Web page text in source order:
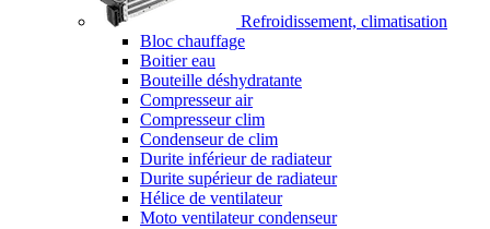
Refroidissement, climatisation
Bloc chauffage
Boitier eau
Bouteille déshydratante
Compresseur air
Compresseur clim
Condenseur de clim
Durite inférieur de radiateur
Durite supérieur de radiateur
Hélice de ventilateur
Moto ventilateur condenseur